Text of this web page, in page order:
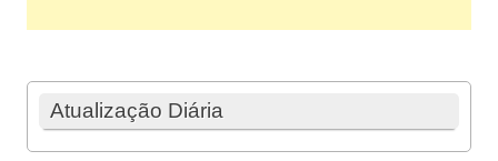
Atualização Diária